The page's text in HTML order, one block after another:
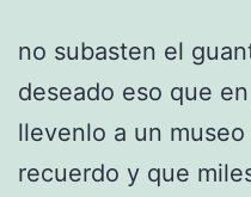
no subasten el
deseado eso que
llevenlo a un
recuerdo y que